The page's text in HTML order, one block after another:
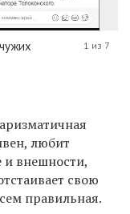
1 из 7
любит
и внешности,
свою
правильная.